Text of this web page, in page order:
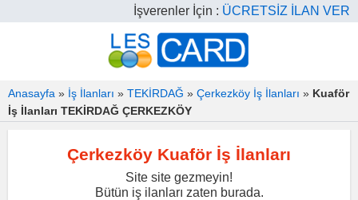
İşverenler İçin : ÜCRETSİZ İLAN VER
Anasayfa » İş İlanları » TEKİRDAĞ » Çerkezköy İş İlanları » Kuaför
İş İlanları TEKİRDAĞ ÇERKEZKÖY
Çerkezköy Kuaför İş İlanları
Site site gezmeyin!
Bütün iş ilanları zaten burada.